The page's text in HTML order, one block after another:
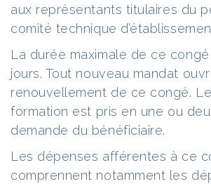
aux représentants titulaires du
comité technique
La durée maximale de ce
jours. Tout nouveau mandat
renouvellement de ce congé.
formation est pris en une ou
demande du bénéficiaire.
Les dépenses afférentes à ce
comprennent notamment les